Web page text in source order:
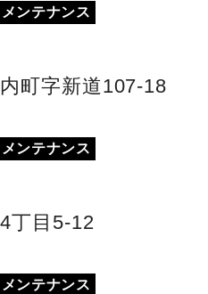
メンテナンス
町字新道107-18
メンテナンス
丁目5-12
メンテナンス